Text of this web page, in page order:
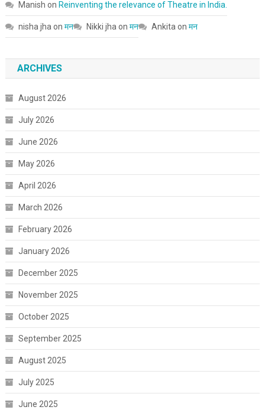
Manish on Reinventing the relevance of Theatre in India.
nisha jhaon मन Nikki jhaon मन Ankitaon मन
ARCHIVES
August 2026
July 2026
June 2026
May 2026
April 2026
March 2026
February 2026
January 2026
December 2025
November 2025
October 2025
September 2025
August 2025
July 2025
June 2025